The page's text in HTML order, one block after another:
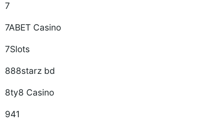
7
7ABET Casino
7Slots
888starz bd
8ty8 Casino
941